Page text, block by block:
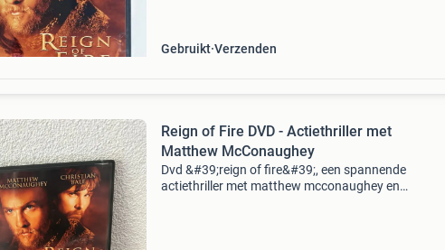
Gebruikt Verzenden
Reign of Fire DVD - Actiethriller met
Matthew McConaughey
Dvd &#39;reign of fire&#39;, een spannende
actiethriller met matthew mcconaughey en